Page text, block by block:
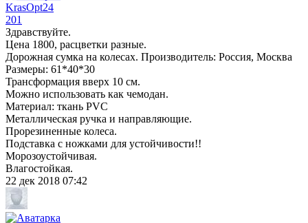
KrasOpt24
201
Здравствуйте.
Цена 1800, расцветки разные.
Дорожная сумка на колесах. Производитель: Россия, Москва
Размеры: 61*40*30
Трансформация вверх 10 см.
Можно использовать как чемодан.
Материал: ткань PVC
Металлическая ручка и направляющие.
Прорезиненные колеса.
Подставка с ножками для устойчивости!!
Морозоустойчивая.
Влагостойкая.
22 дек 2018 07:42